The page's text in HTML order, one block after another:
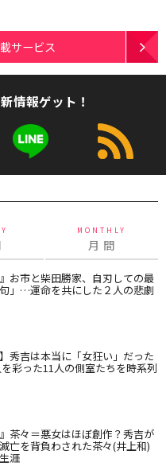
サービス
情報ゲット！
MONTHLY
月 間
』お市と柴田勝家、自刃しての最
」…運命を共にした２人の悲劇
秀吉は本当に「女狂い」だった
彩った11人の側室たちを時系列
』茶々＝悪女はほぼ創作？秀吉が
亡を背負わされた茶々(井上和)
涯